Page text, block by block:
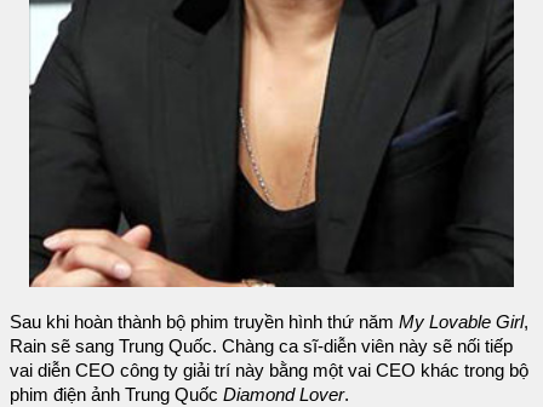
Sau khi hoàn thành bộ phim truyền hình thứ năm My Lovable Girl,
Rain sẽ sang Trung Quốc. Chàng ca sĩ-diễn viên này sẽ nối tiếp
vai diễn CEO công ty giải trí này bằng một vai CEO khác trong bộ
phim điện ảnh Trung Quốc Diamond Lover.